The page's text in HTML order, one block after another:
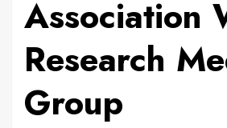
Association
Research
Group